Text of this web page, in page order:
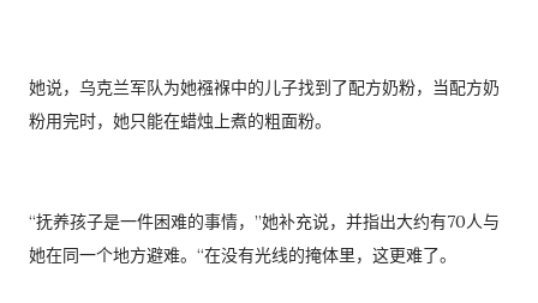
她说，乌克兰军队为她襁褓中的儿子找到了配方奶粉，当配方奶
粉用完时，她只能在蜡烛上煮的粗面粉。
“抚养孩子是一件困难的事情，”她补充说，并指出大约有70人与
她在同一个地方避难。“在没有光线的掩体里，这更难了。